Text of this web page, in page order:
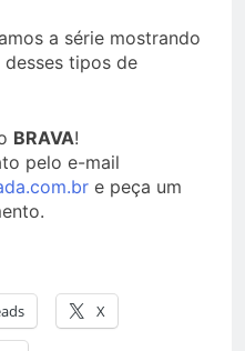
a série mostrando
tipos de
BRAVA!
pelo e-mail
e peça um
X